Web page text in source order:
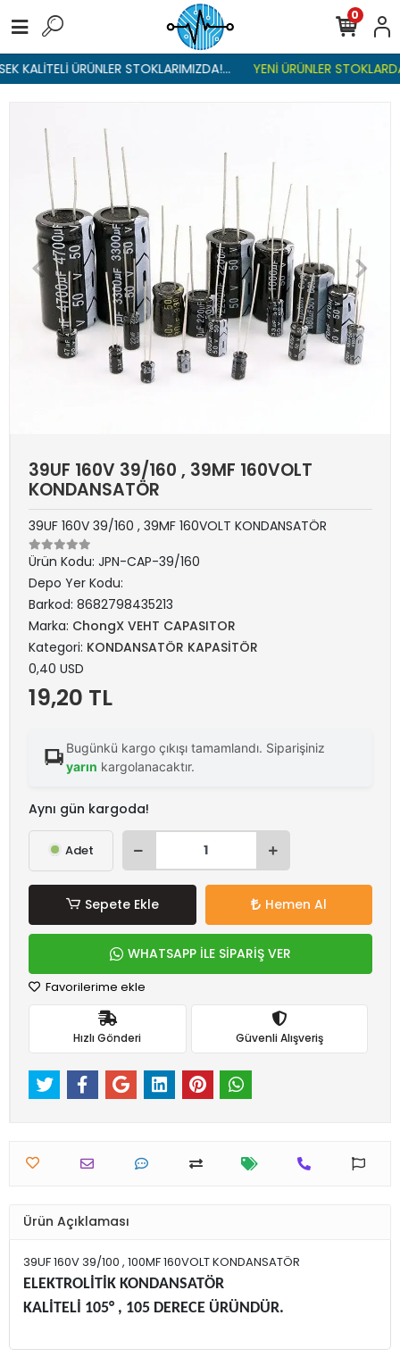
KALİTELİ ÜRÜNLER STOKLARIMIZDA!... YENİ ÜRÜNLER
0
39UF 160V 39/160 , 39MF 160VOLT
KONDANSATÖR
39UF 160V 39/160 , 39MF 160VOLT KONDANSATÖR
Ürün Kodu: JPN-CAP-39/160
Depo Yer Kodu:
Barkod: 8682798435213
Marka: ChongX VEHT CAPASITOR
Kategori: KONDANSATÖR KAPASİTÖR
0,40 USD
19,20 TL
Bugünkü kargo çıkışı tamamlandı. Siparişiniz
yarın kargolanacaktır.
Aynı gün kargoda!
Adet
Sepete Ekle Hemen Al
WHATSAPP İLE SİPARİŞ VER
Favorilerime ekle
Hızlı Gönderi Güvenli Alışveriş
Ürün Açıklaması
39UF 160V 39/100 , 100MF 160VOLT KONDANSATÖR
ELEKTROLİTİK KONDANSATÖR
KALİTELİ 105° , 105 DERECE ÜRÜNDÜR.